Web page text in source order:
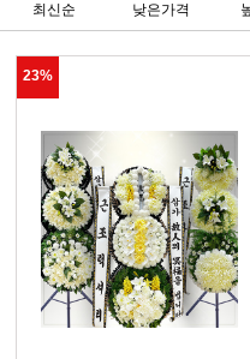
최신순 낮은가격
23%